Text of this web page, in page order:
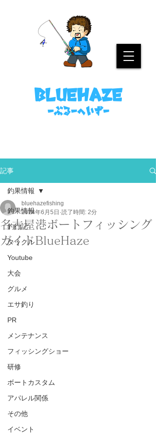
bluehaze
​－ぶるーへいずー
記事
釣果情報
釣行記
タックル
Youtube
大会
グルメ
エサ釣り
PR
メンテナンス
フィッシングショー
研修
ボートカスタム
アパレル関係
その他
イベント
釣果情報
名古屋港ボートフィッシング
ガイドBlueHaze
bluehazefishing
2024年6月5日 読了時間: 2分